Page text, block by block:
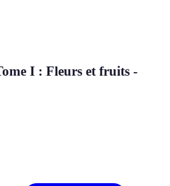
I : Fleurs et fruits -